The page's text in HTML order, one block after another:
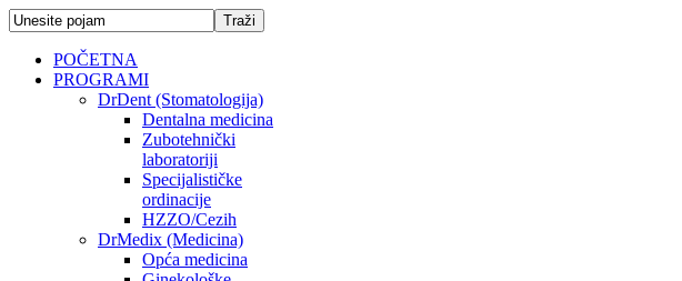
POČETNA
PROGRAMI
DrDent (Stomatologija)
Dentalna medicina
Zubotehnički
laboratoriji
Specijalističke
ordinacije
HZZO/Cezih
DrMedix (Medicina)
Opća medicina